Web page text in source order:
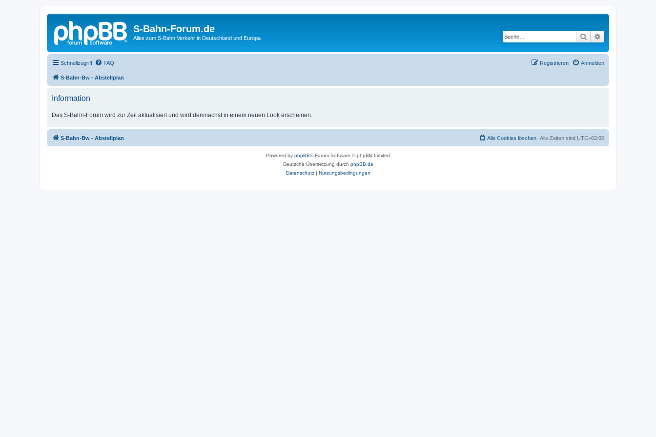
S-Bahn-Forum.de
Alles zum S-Bahn Verkehr in Deutschland und Europa Suche
Schnellzugriff FAQ Anmelden
Registrieren
S-Bahn-Bw - Abstellplan
Information
Das S-Bahn-Forum wird zur Zeit aktualisiert und wird demnächst in einem neuen Look erscheinen.
S-Bahn-Bw - Abstellplan Alle Zeiten sind UTC+02:00
Alle Cookies löschen
Powered by phpBB® Forum Software © phpBB Limited
Deutsche Übersetzung durch phpBB.de
Datenschutz| Nutzungsbedingungen